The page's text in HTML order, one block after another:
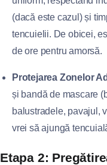
(dacă este cazul) și
tencuielii. De obicei,
de ore pentru amorsă.
Protejarea Zonelor
și bandă de mascare
balustradele, pavajul,
vrei să ajungă
Etapa 2: